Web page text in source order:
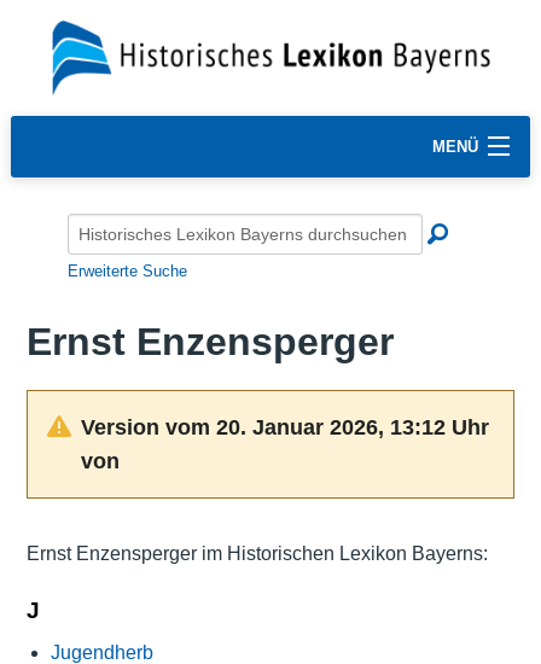
MENÜ
Erweiterte Suche
Ernst Enzensperger
Version vom 20. Januar 2026, 13:12 Uhr
von
Ernst Enzensperger im Historischen Lexikon Bayerns:
J
Jugendherb